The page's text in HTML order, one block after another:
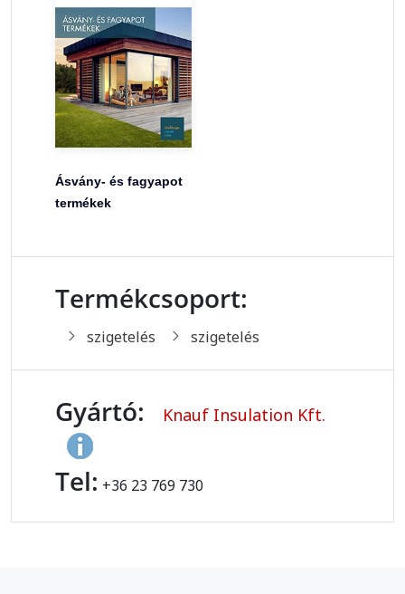
Ásvány- és fagyapot
termékek
Termékcsoport:
szigetelés szigetelés
Gyártó: Knauf Insulation Kft.
Tel: +36 23 769 730